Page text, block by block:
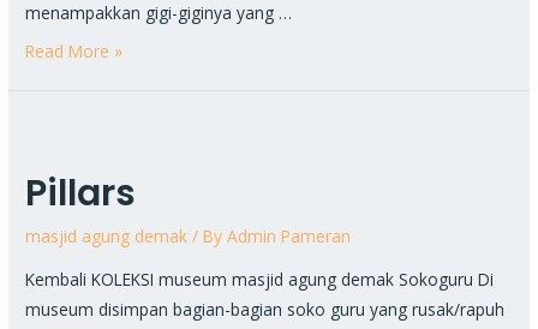
menampakkan gigi-giginya yang …
Read More »
Pillars
masjid agung demak / ByAdmin Pameran
Kembali KOLEKSI museum masjid agung demak Sokoguru Di
museum disimpan bagian-bagian soko guru yang rusak/rapuh